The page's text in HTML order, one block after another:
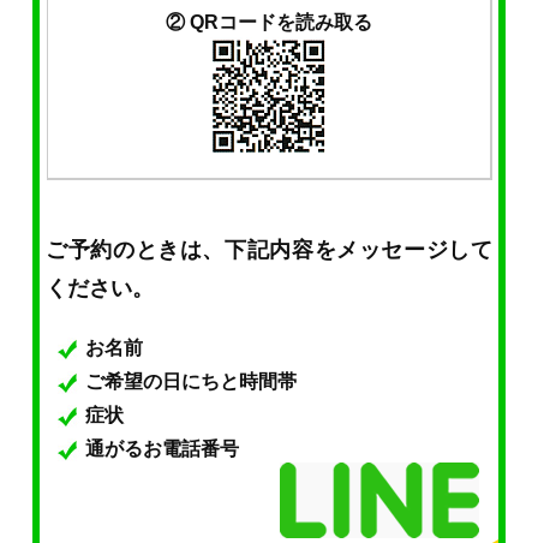
② QRコードを読み取る
ご予約のときは、下記内容をメッセージして
ください。
お名前
ご希望の日にちと時間帯
症状
通がるお電話番号